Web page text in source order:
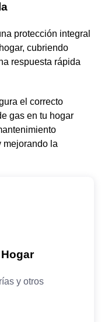
protección integral
cubriendo
respuesta rápida
el correcto
gas en tu hogar
mejorando la